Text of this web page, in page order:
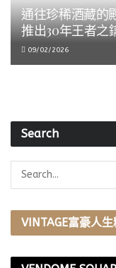
通往珍稀酒藏的
推出30年王者之
09/02/2026
Search
VINTAGE富豪人生